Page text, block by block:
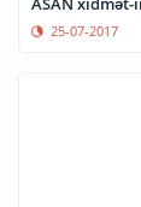
25-07-2017